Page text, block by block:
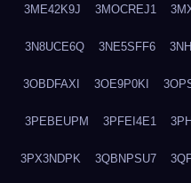
3ME42K9J 3MOCREJ1
3N8UCE6Q 3NE5SFF6
3OBDFAXI 3OE9P0KI
3PEBEUPM 3PFEI4E1
3PX3NDPK 3QBNPSU7